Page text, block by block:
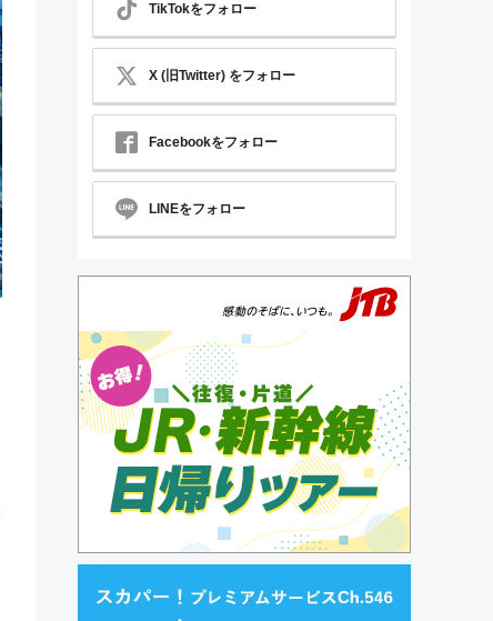
TikTokをフォロー
X (旧Twitter) をフォロー
Facebookをフォロー
LINEをフォロー